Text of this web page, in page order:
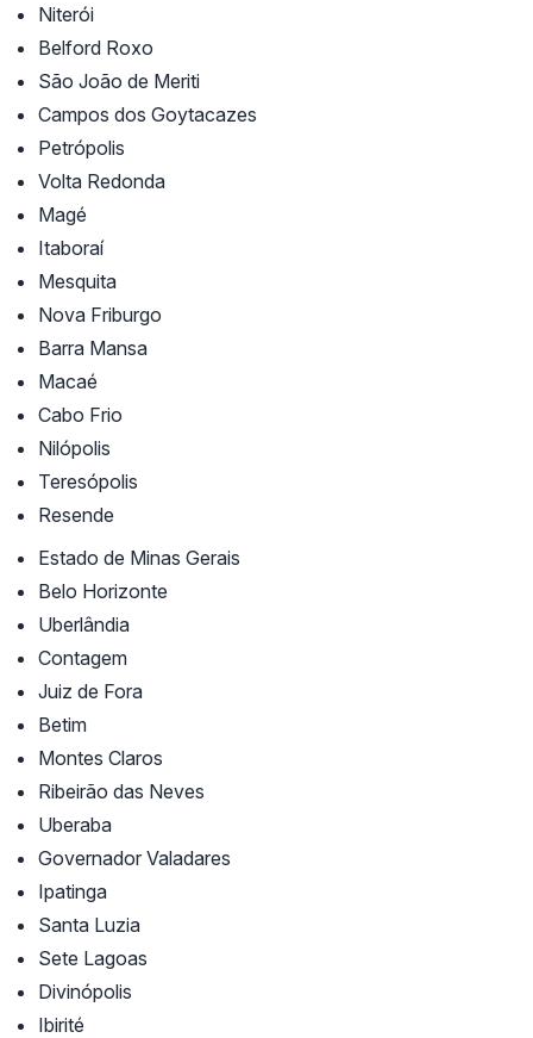
Niterói
Belford Roxo
São João de Meriti
Campos dos Goytacazes
Petrópolis
Volta Redonda
Magé
Itaboraí
Mesquita
Nova Friburgo
Barra Mansa
Macaé
Cabo Frio
Nilópolis
Teresópolis
Resende
Estado de Minas Gerais
Belo Horizonte
Uberlândia
Contagem
Juiz de Fora
Betim
Montes Claros
Ribeirão das Neves
Uberaba
Governador Valadares
Ipatinga
Santa Luzia
Sete Lagoas
Divinópolis
Ibirité